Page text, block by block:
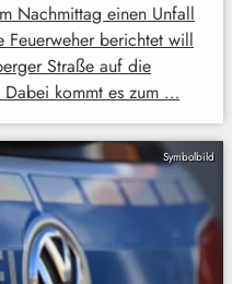
Nachmittag einen Unfall
berichtet will
Straße auf die
kommt es zum …
Symbolbild